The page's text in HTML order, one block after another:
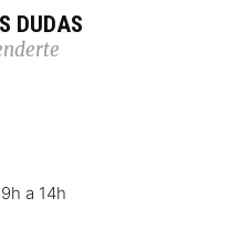
DUDAS
a 14h